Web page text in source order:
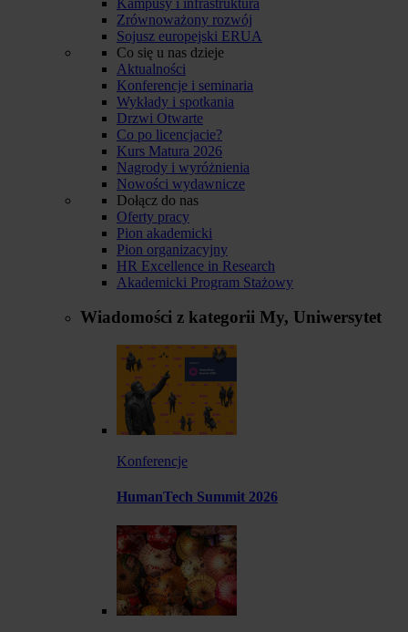
Zrównoważony rozwój
Sojusz europejski ERUA
Co się u nas dzieje
Aktualności
Konferencje i seminaria
Wykłady i spotkania
Drzwi Otwarte
Co po licencjacie?
Kurs Matura 2026
Nagrody i wyróżnienia
Nowości wydawnicze
Dołącz do nas
Oferty pracy
Pion akademicki
Pion organizacyjny
HR Excellence in Research
Akademicki Program Stażowy
Wiadomości z kategorii My, Uniwersytet
Konferencje
HumanTech Summit 2026